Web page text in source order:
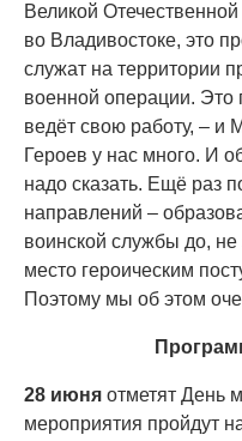
Великой
во Владивостоке, это
служат на территории
военной операции. Это
ведёт свою работу, – и
Героев у нас много. И
надо сказать. Ещё раз
направлений –
воинской службы до, не
место героическим
Поэтому мы об этом
28 июня отметят День
мероприятия пройдут